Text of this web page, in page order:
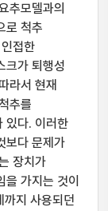
추모델과의
로 척추
접한
크가 퇴행성
라서 현재
추를
있다. 이러한
보다 문제가
장치가
가지는 것이
까지 사용되던